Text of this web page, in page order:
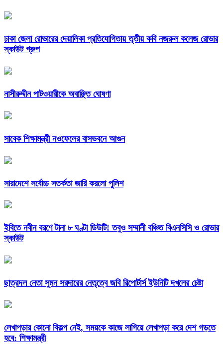
ঢাকা জেলা রোভারের দেয়ালিকা প্রতিযোগিতায় তৃতীয় কবি নজরুল কলেজ রোভার
স্কাউট গ্রুপ
নাসীরুদ্দীন পাটওয়ারীকে অবাঞ্ছিত ঘোষণা
সাবেক শিক্ষামন্ত্রী নওফেলের বাসভবনে আগুন
সারাদেশে সর্বোচ্চ সতর্কতা জারি করলো পুলিশ
ইবিতে নবীন বরণে টানা ৮ ঘণ্টা ডিউটি! তবুও সম্মানী বঞ্চিত বিএনসিসি ও রোভার
স্কাউট
ছাত্রদল নেতা সুমন সরদারের নেতৃত্বে জবি রিপোর্টার্স ইউনিটি দখলের চেষ্টা
লেখাপড়ার কোনো বিকল্প নেই, সময়কে কাজে লাগিয়ে লেখাপড়া করে দেশ গড়তে
হবে: শিক্ষামন্ত্রী